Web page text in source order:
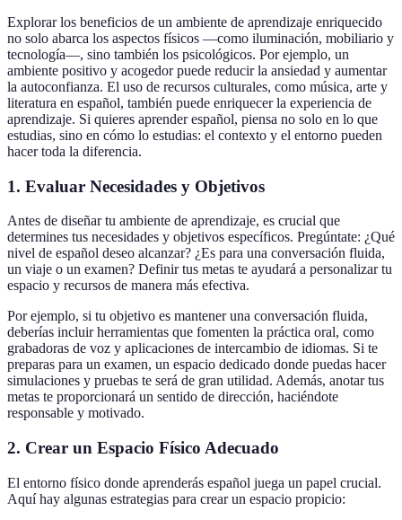
Explorar los beneficios de un ambiente de aprendizaje enriquecido
no solo abarca los aspectos físicos —como iluminación, mobiliario y
tecnología—, sino también los psicológicos. Por ejemplo, un
ambiente positivo y acogedor puede reducir la ansiedad y aumentar
la autoconfianza. El uso de recursos culturales, como música, arte y
literatura en español, también puede enriquecer la experiencia de
aprendizaje. Si quieres aprender español, piensa no solo en lo que
estudias, sino en cómo lo estudias: el contexto y el entorno pueden
hacer toda la diferencia.
1. Evaluar Necesidades y Objetivos
Antes de diseñar tu ambiente de aprendizaje, es crucial que
determines tus necesidades y objetivos específicos. Pregúntate: ¿Qué
nivel de español deseo alcanzar? ¿Es para una conversación fluida,
un viaje o un examen? Definir tus metas te ayudará a personalizar tu
espacio y recursos de manera más efectiva.
Por ejemplo, si tu objetivo es mantener una conversación fluida,
deberías incluir herramientas que fomenten la práctica oral, como
grabadoras de voz y aplicaciones de intercambio de idiomas. Si te
preparas para un examen, un espacio dedicado donde puedas hacer
simulaciones y pruebas te será de gran utilidad. Además, anotar tus
metas te proporcionará un sentido de dirección, haciéndote
responsable y motivado.
2. Crear un Espacio Físico Adecuado
El entorno físico donde aprenderás español juega un papel crucial.
Aquí hay algunas estrategias para crear un espacio propicio: